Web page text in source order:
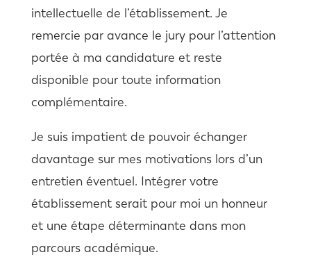
intellectuelle de l’établissement. Je
remercie par avance le jury pour l’attention
portée à ma candidature et reste
disponible pour toute information
complémentaire.
Je suis impatient de pouvoir échanger
davantage sur mes motivations lors d’un
entretien éventuel. Intégrer votre
établissement serait pour moi un honneur
et une étape déterminante dans mon
parcours académique.